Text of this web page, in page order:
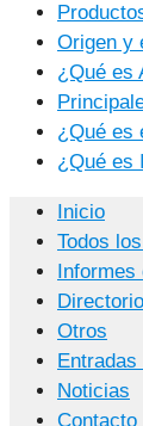
Origen y
¿Qué es
¿Qué es
¿Qué es
Inicio
Todos
Informes
Otros
Noticias
Contacto